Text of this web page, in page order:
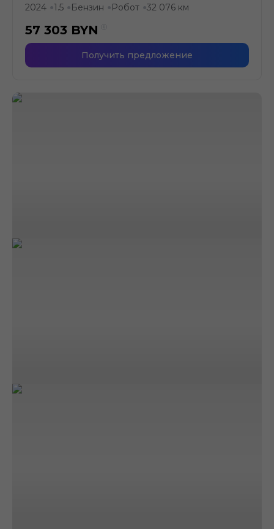
2024 ●1.5 ● Бензин ● Робот ●32 076 км
57 303 BYN
Получить предложение